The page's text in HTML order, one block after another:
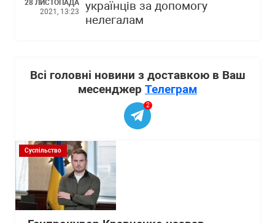
28 ЛИСТОПАДА
2021, 13:23
українців за допомогу
нелегалам
Всі головні новини з доставкою в Ваш
месенджер Телеграм
2
Суспільство